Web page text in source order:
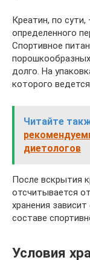
Креатин, по сути,
определенного
Спортивное
долго. На
которого
Читайте
диетологов
После вскрытия
отсчитывается
хранения
составе
Условия